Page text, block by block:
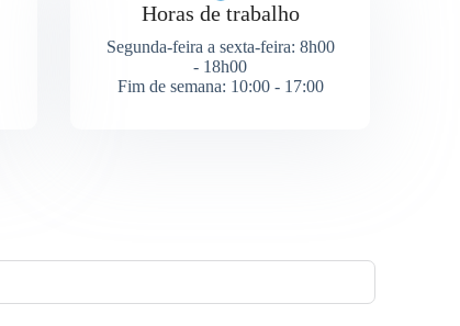
Horas de trabalho
Segunda-feira a sexta-feira: 8h00
- 18h00
Fim de semana: 10:00 - 17:00